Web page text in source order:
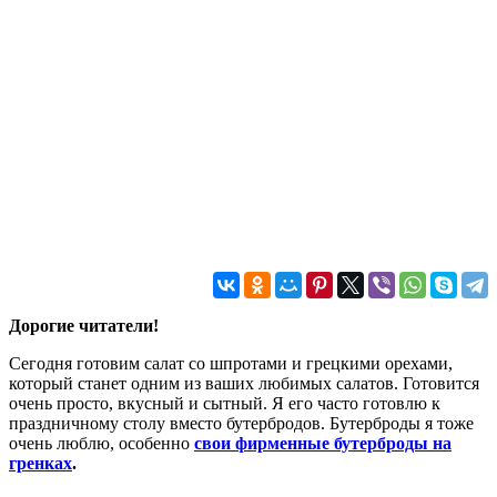
Дорогие читатели!
Сегодня готовим салат со шпротами и грецкими орехами,
который станет одним из ваших любимых салатов. Готовится
очень просто, вкусный и сытный. Я его часто готовлю к
праздничному столу вместо бутербродов. Бутерброды я тоже
очень люблю, особенно свои фирменные бутерброды на
гренках.